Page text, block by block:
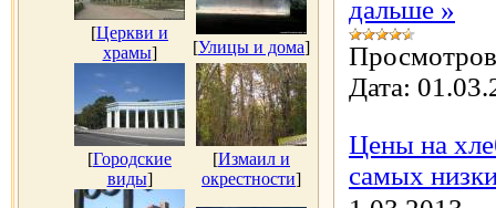
[Церкви и
храмы] [Улицы и дома]
[Городские
виды]
[Измаил и
окрестности]
дальше »
Дата:
Цены на
самых